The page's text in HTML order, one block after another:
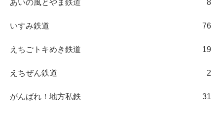
あいの風とやま鉄道 8
いすみ鉄道 76
えちごトキめき鉄道 19
えちぜん鉄道 2
がんばれ！地方私鉄 31